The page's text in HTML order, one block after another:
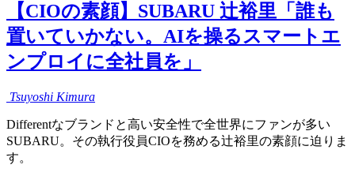
【CIOの素顔】SUBARU 辻裕里「誰も
置いていかない。AIを操るスマートエ
ンプロイに全社員を」
Tsuyoshi Kimura
Differentなブランドと高い安全性で全世界にファンが多い
SUBARU。その執行役員CIOを務める辻裕里の素顔に迫りま
す。